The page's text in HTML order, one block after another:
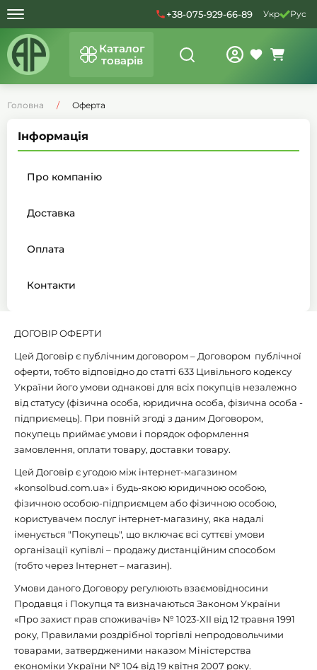
+38-075-929-66-89 Укр Рус
Каталог
товарів
Головна Оферта
ДОГОВІР ОФЕРТИ
Цей Договір є публічним договором – Договором публічної
оферти, тобто відповідно до статті 633 Цивільного кодексу
України його умови однакові для всіх покупців незалежно
від статусу (фізична особа, юридична особа, фізична особа -
підприємець). При повній згоді з даним Договором,
покупець приймає умови і порядок оформлення
замовлення, оплати товару, доставки товару.
Цей Договір є угодою між інтернет-магазином
«konsolbud.com.ua» і будь-якою юридичною особою,
фізичною особою-підприємцем або фізичною особою,
користувачем послуг інтернет-магазину, яка надалі
іменується "Покупець", що включає всі суттєві умови
організації купівлі – продажу дистанційним способом
(тобто через Інтернет – магазин).
Умови даного Договору регулюють взаємовідносини
Продавця і Покупця та визначаються Законом України
«Про захист прав споживачів» № 1023-XII від 12 травня 1991
року, Правилами роздрібної торгівлі непродовольчими
товарами, затвердженими наказом Міністерства
економіки України № 104 від 19 квітня 2007 року.
Інформація
Про компанію
Доставка
Оплата
Контакти